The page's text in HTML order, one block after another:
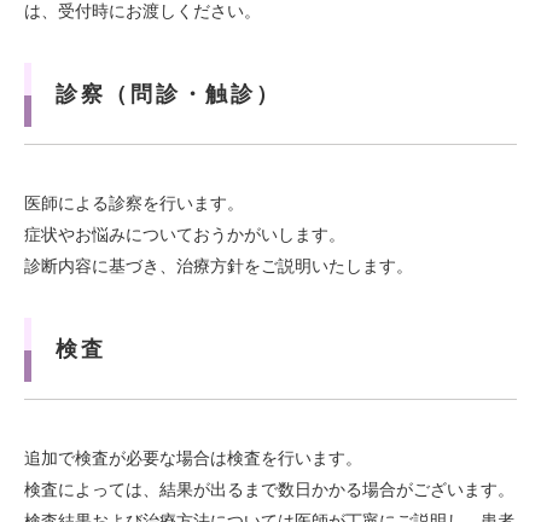
は、受付時にお渡しください。
診察（問診・触診）
医師による診察を行います。
症状やお悩みについておうかがいします。
診断内容に基づき、治療方針をご説明いたします。
検査
追加で検査が必要な場合は検査を行います。
検査によっては、結果が出るまで数日かかる場合がございます。